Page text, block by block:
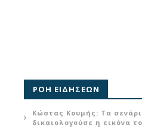
ΡΟΗ ΕΙΔΗΣΕΩΝ
Κώστας Κουμής: Τα
δικαιολογούσε η εικόνα